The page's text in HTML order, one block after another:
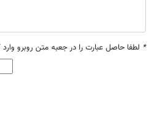
* لطفا حاصل عبارت را در جعبه متن روبرو وارد